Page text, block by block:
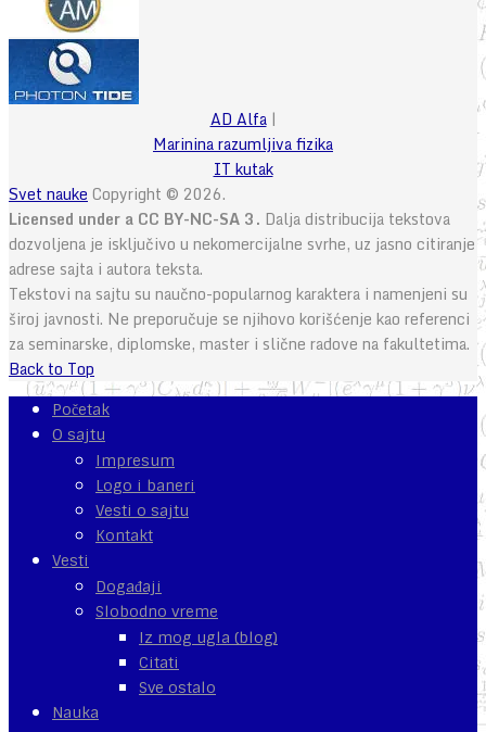
AD Alfa|
Marinina razumljiva fizika
IT kutak
Svet nauke Copyright © 2026.
Licensed under a CC BY-NC-SA 3. Dalja distribucija tekstova
dozvoljena je isključivo u nekomercijalne svrhe, uz jasno citiranje
adrese sajta i autora teksta.
Tekstovi na sajtu su naučno-popularnog karaktera i namenjeni su
široj javnosti. Ne preporučuje se njihovo korišćenje kao referenci
za seminarske, diplomske, master i slične radove na fakultetima.
Back to Top
Početak
O sajtu
Impresum
Logo i baneri
Vesti o sajtu
Kontakt
Vesti
Događaji
Slobodno vreme
Iz mog ugla (blog)
Citati
Sve ostalo
Nauka